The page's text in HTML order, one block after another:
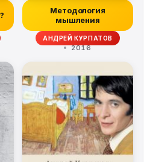
Методология
мышления
АНДРЕЙ КУРПАТОВ
2016